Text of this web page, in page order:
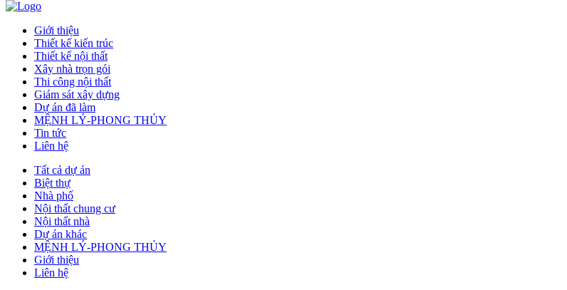
Giới thiệu
Thiết kế kiến trúc
Thiết kế nội thất
Xây nhà trọn gói
Thi công nội thất
Giám sát xây dựng
Dự án đã làm
MỆNH LÝ-PHONG THỦY
Tin tức
Liên hệ
Tất cả dự án
Biệt thự
Nhà phố
Nội thất chung cư
Nội thất nhà
Dự án khác
MỆNH LÝ-PHONG THỦY
Giới thiệu
Liên hệ